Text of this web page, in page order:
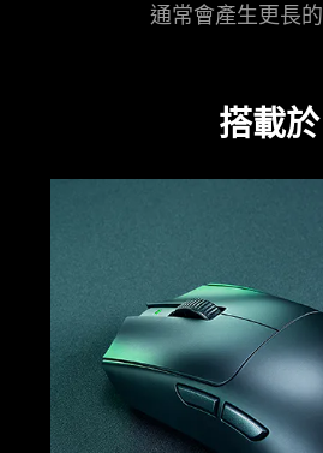
通常會產生更長的
搭載於
viper
v4
pro